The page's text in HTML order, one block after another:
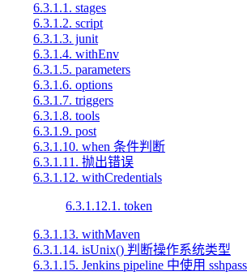
6.3.1.1. stages
6.3.1.2. script
6.3.1.3. junit
6.3.1.4. withEnv
6.3.1.5. parameters
6.3.1.6. options
6.3.1.7. triggers
6.3.1.8. tools
6.3.1.9. post
6.3.1.10. when 条件判断
6.3.1.11. 抛出错误
6.3.1.12. withCredentials
6.3.1.12.1. token
6.3.1.13. withMaven
6.3.1.14. isUnix() 判断操作系统类型
6.3.1.15. Jenkins pipeline 中使用